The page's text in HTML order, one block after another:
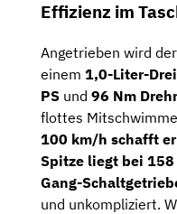
Effizienz im
Angetrieben wird
einem 1,0-Liter-
PS und 96 Nm
flottes
100 km/h schafft
Spitze liegt bei
Gang-
und unkompliziert.